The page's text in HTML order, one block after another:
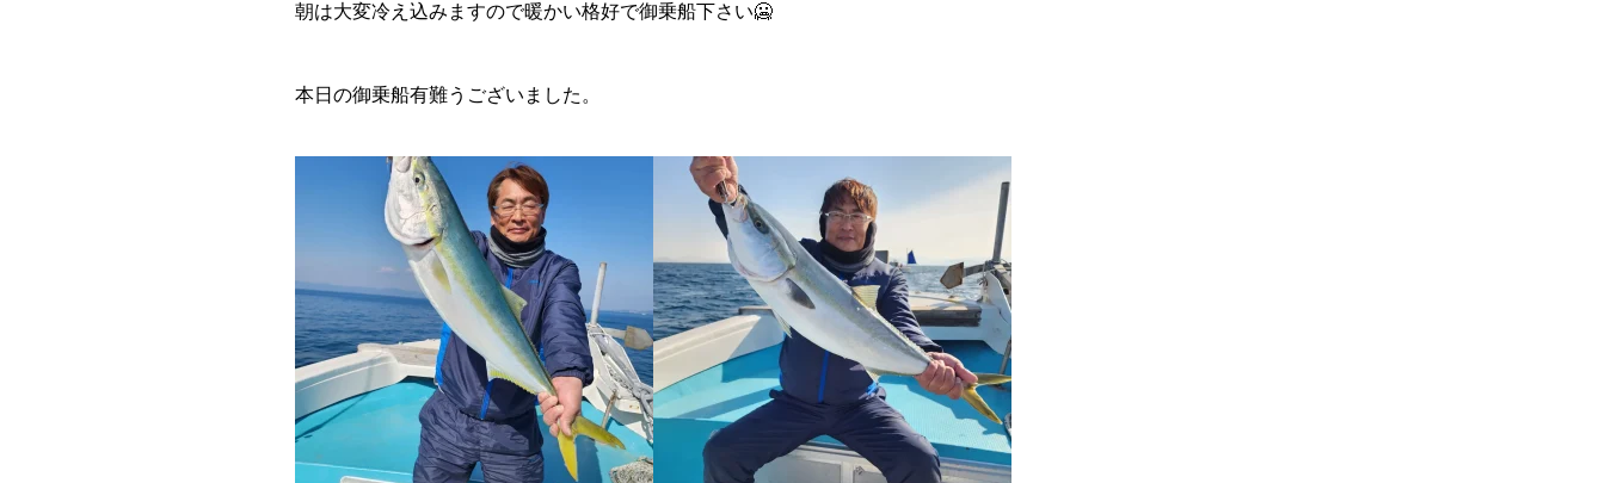
朝は大変冷え込みますので暖かい格好で御乗船下さい🥶
本日の御乗船有難うございました。